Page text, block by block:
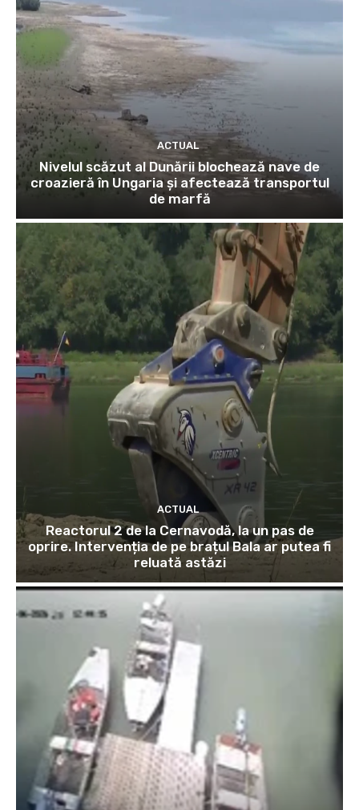
ACTUAL
Nivelul scăzut al Dunării blochează nave de
croazieră în Ungaria și afectează transportul
de marfă
ACTUAL
Reactorul 2 de la Cernavodă, la un pas de
oprire. Intervenția de pe brațul Bala ar putea fi
reluată astăzi